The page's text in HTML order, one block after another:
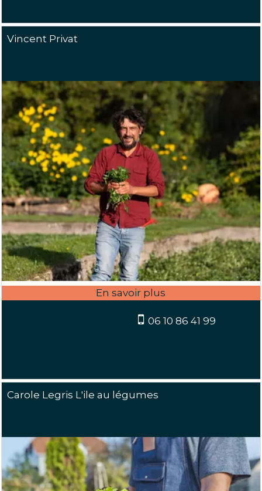
Vincent Privat
06 10 86 41 99
Carole Legris L'ile au légumes